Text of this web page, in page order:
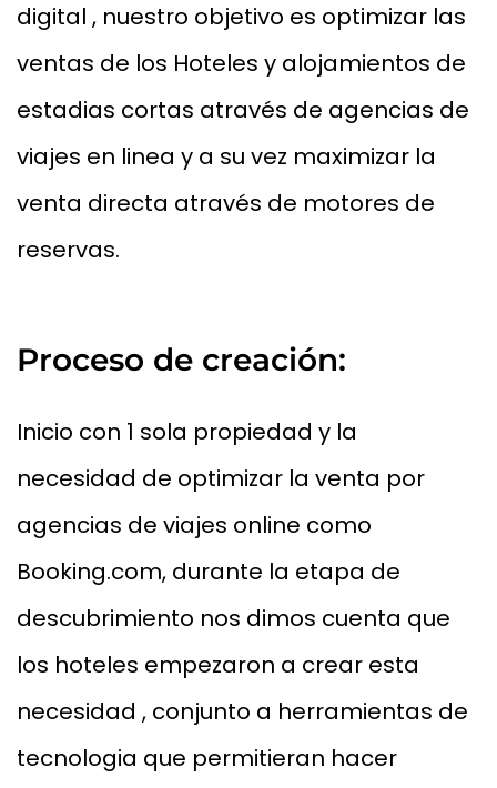
digital , nuestro objetivo es optimizar las
ventas de los Hoteles y alojamientos de
estadias cortas através de agencias de
viajes en linea y a su vez maximizar la
venta directa através de motores de
reservas.
Proceso de creación:
Inicio con 1 sola propiedad y la
necesidad de optimizar la venta por
agencias de viajes online como
Booking.com, durante la etapa de
descubrimiento nos dimos cuenta que
los hoteles empezaron a crear esta
necesidad , conjunto a herramientas de
tecnologia que permitieran hacer